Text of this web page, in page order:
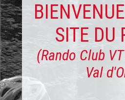
SITE DU
(Rando Club
Val